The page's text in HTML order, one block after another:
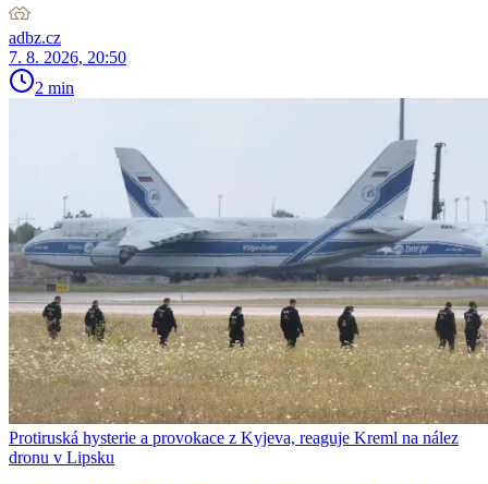
adbz.cz
7. 8. 2026, 20:50
2 min
Protiruská hysterie a provokace z Kyjeva, reaguje Kreml na nález
dronu v Lipsku